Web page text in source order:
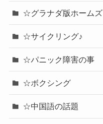
☆グラナダ版ホームズ
☆サイクリング♪
☆パニック障害の事
☆ボクシング
☆中国語の話題